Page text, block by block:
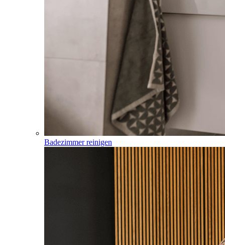
Badezimmer reinigen